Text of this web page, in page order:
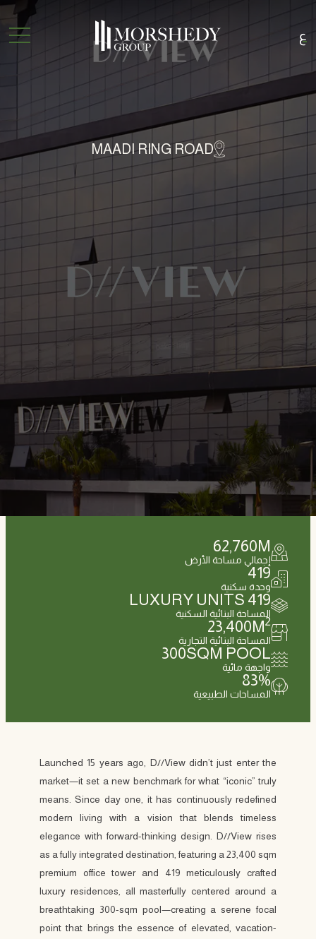
ع
MAADI RING ROAD
62,760M
إجمالي مساحة الأرض
419
وحدة سكنية
419
المساحة البنائية السكنية
23,400M2
المساحة البنائية التجارية
300SQM POOL
واجهة مائية
83%
المساحات الطبيعية
Launched 15 years ago, D//View didn’t just enter the
market—it set a new benchmark for what “iconic” truly
means. Since day one, it has continuously redefined
modern living with a vision that blends timeless
elegance with forward-thinking design. D//View rises
as a fully integrated destination, featuring a 23,400 sqm
premium office tower and 419 meticulously crafted
luxury residences, all masterfully centered around a
breathtaking 300-sqm pool—creating a serene focal
point that brings the essence of elevated, vacation-